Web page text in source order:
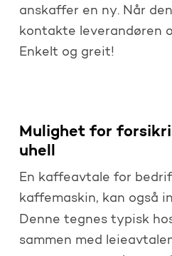
anskaffer en ny. Når
kontakte leverandøren
Enkelt og greit!
Mulighet for
uhell
En kaffeavtale for
kaffemaskin, kan også
Denne tegnes typisk
sammen med